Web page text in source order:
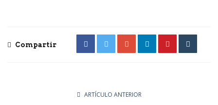
Compartir
ARTÍCULO ANTERIOR